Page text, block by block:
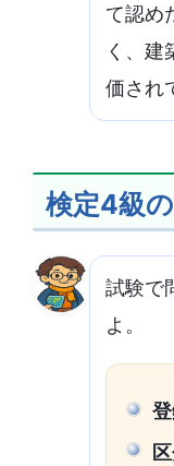
て認め
く、建
価され
検定4級
試験で
よ。
登
区